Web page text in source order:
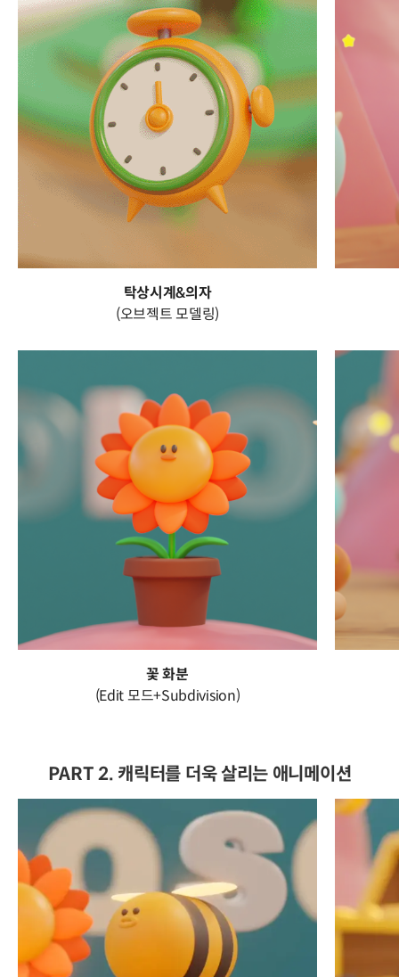
탁상시계&의자
(오브젝트 모델링)
꽃 화분
(Edit 모드+Subdivision)
PART 2. 캐릭터를 더욱 살리는 애니메이션